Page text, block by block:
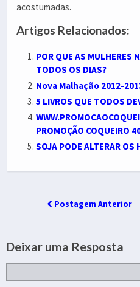
acostumadas.
Artigos Relacionados:
POR QUE AS MULHERES
TODOS OS DIAS?
Nova Malhação 2012-
5 LIVROS QUE TODOS
PROMOÇÃO COQUEIRO
SOJA PODE ALTERAR OS
Postagem Anterior
Deixar uma Resposta